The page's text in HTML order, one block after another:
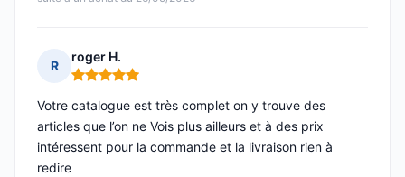
R
roger H.
Note : 5 sur 5
Votre catalogue est très complet on y trouve des
articles que l’on ne Vois plus ailleurs et à des prix
intéressent pour la commande et la livraison rien à
redire